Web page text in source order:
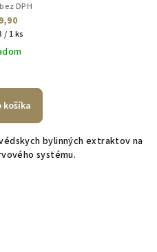
DPH
/ 1 ks
košíka
bylinných extraktov na
systému.